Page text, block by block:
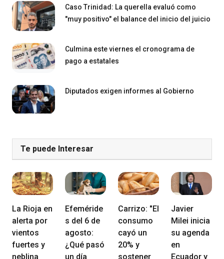
Caso Trinidad: La querella evaluó como
"muy positivo" el balance del inicio del juicio
Culmina este viernes el cronograma de
pago a estatales
Diputados exigen informes al Gobierno
Te puede Interesar
La Rioja en
alerta por
vientos
fuertes y
neblina
Efeméride
s del 6 de
agosto:
¿Qué pasó
un día
Carrizo: "El
consumo
cayó un
20% y
sostener
Javier
Milei inicia
su agenda
en
Ecuador y